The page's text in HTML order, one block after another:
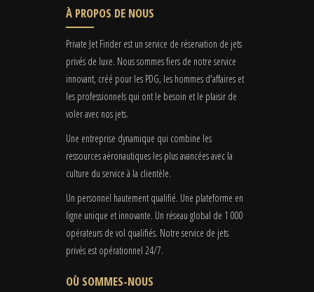
À PROPOS DE NOUS
Private Jet Finder est un service de réservation de jets
privés de luxe. Nous sommes fiers de notre service
innovant, créé pour les PDG, les hommes d'affaires et
les professionnels qui ont le besoin et le plaisir de
voler avec nos jets.
Une entreprise dynamique qui combine les
ressources aéronautiques les plus avancées avec la
culture du service à la clientèle.
Un personnel hautement qualifié. Une plateforme en
ligne unique et innovante. Un réseau global de 1 000
opérateurs de vol qualifiés. Notre service de jets
privés est opérationnel 24/7.
OÙ SOMMES-NOUS